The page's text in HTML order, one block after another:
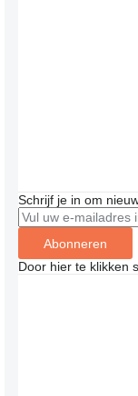
Schrijf je in om
Abonneren
Door hier te klikken